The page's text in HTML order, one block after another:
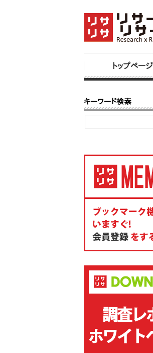
トップページ
キーワード検索